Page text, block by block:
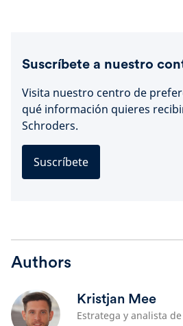
Suscríbete a nuestro
Visita nuestro centro de
qué información quieres
Schroders.
Suscríbete
Authors
Kristjan Mee
Estratega y analista